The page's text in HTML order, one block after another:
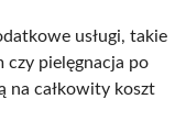
usługi, takie
czy pielęgnacja po
na całkowity koszt